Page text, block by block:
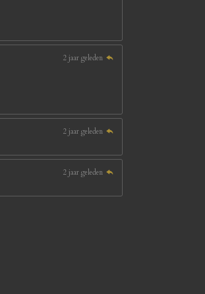
2 jaar geleden
2 jaar geleden
2 jaar geleden